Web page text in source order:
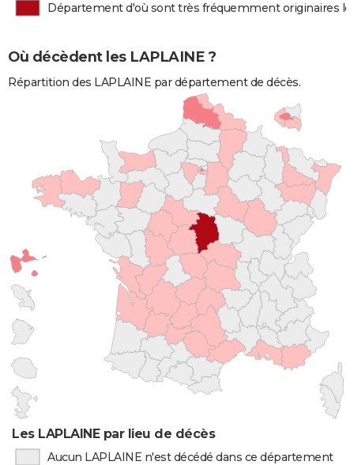
Département d'où sont très fréquemment originaires
Où décèdent les LAPLAINE ?
Répartition des LAPLAINE par département de décès.
Les LAPLAINE par lieu de décès
Aucun LAPLAINE n'est décédé dans ce département